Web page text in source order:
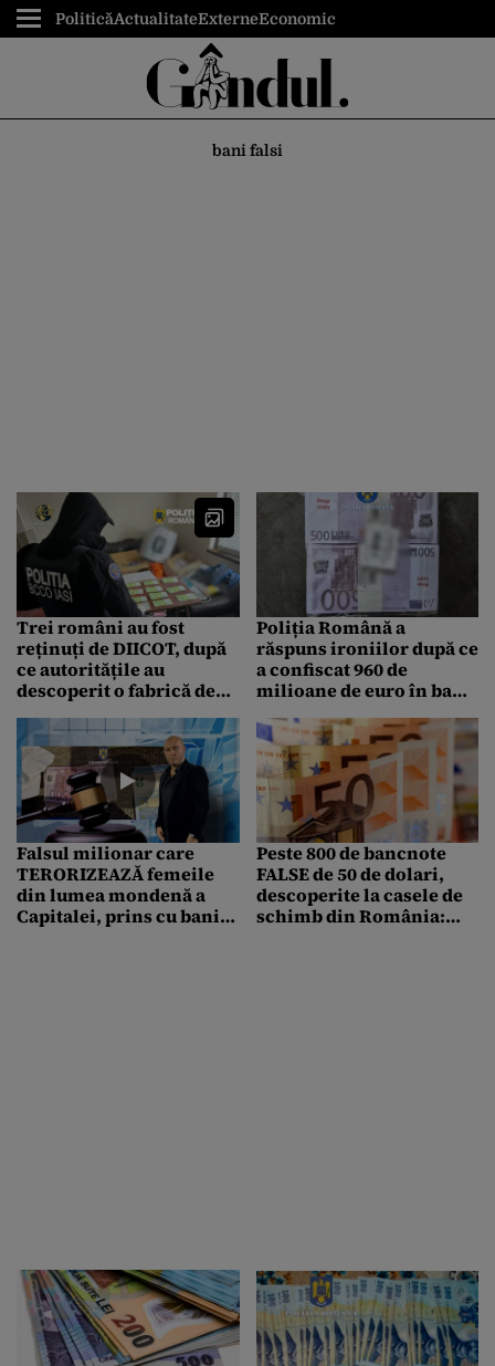
PoliticăActualitateExterneEconomic
bani falsi
Trei români au fost
reținuți de DIICOT, după
ce autoritățile au
descoperit o fabrică de
Suceava
Poliția Română a
răspuns ironiilor după ce
a confiscat 960 de
milioane de euro în bani
film
Falsul milionar care
TERORIZEAZĂ femeile
din lumea mondenă a
Capitalei, prins cu bani
Peste 800 de bancnote
FALSE de 50 de dolari,
descoperite la casele de
schimb din România: